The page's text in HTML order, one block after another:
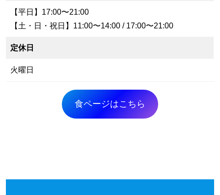
【平日】17:00〜21:00
【土・日・祝日】11:00〜14:00 / 17:00〜21:00
定休日
火曜日
食ページはこちら